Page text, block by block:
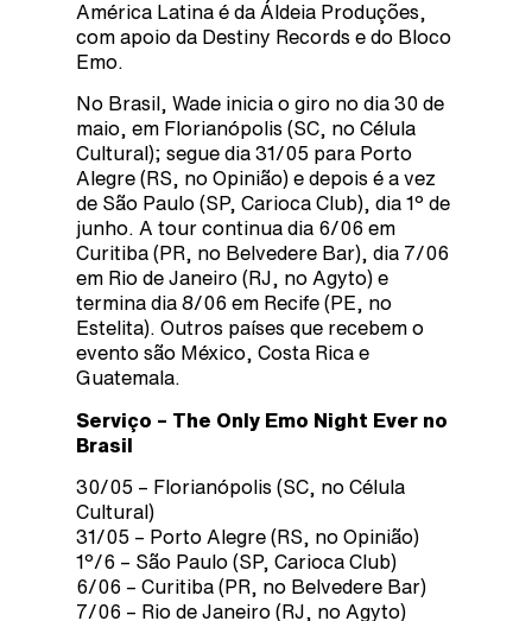
América Latina é da Áldeia Produções,
com apoio da Destiny Records e do Bloco
Emo.
No Brasil, Wade inicia o giro no dia 30 de
maio, em Florianópolis (SC, no Célula
Cultural); segue dia 31/05 para Porto
Alegre (RS, no Opinião) e depois é a vez
de São Paulo (SP, Carioca Club), dia 1º de
junho. A tour continua dia 6/06 em
Curitiba (PR, no Belvedere Bar), dia 7/06
em Rio de Janeiro (RJ, no Agyto) e
termina dia 8/06 em Recife (PE, no
Estelita). Outros países que recebem o
evento são México, Costa Rica e
Guatemala.
Serviço – The Only Emo Night Ever no
Brasil
30/05 – Florianópolis (SC, no Célula
Cultural)
31/05 – Porto Alegre (RS, no Opinião)
1º/6 – São Paulo (SP, Carioca Club)
6/06 – Curitiba (PR, no Belvedere Bar)
7/06 – Rio de Janeiro (RJ, no Agyto)